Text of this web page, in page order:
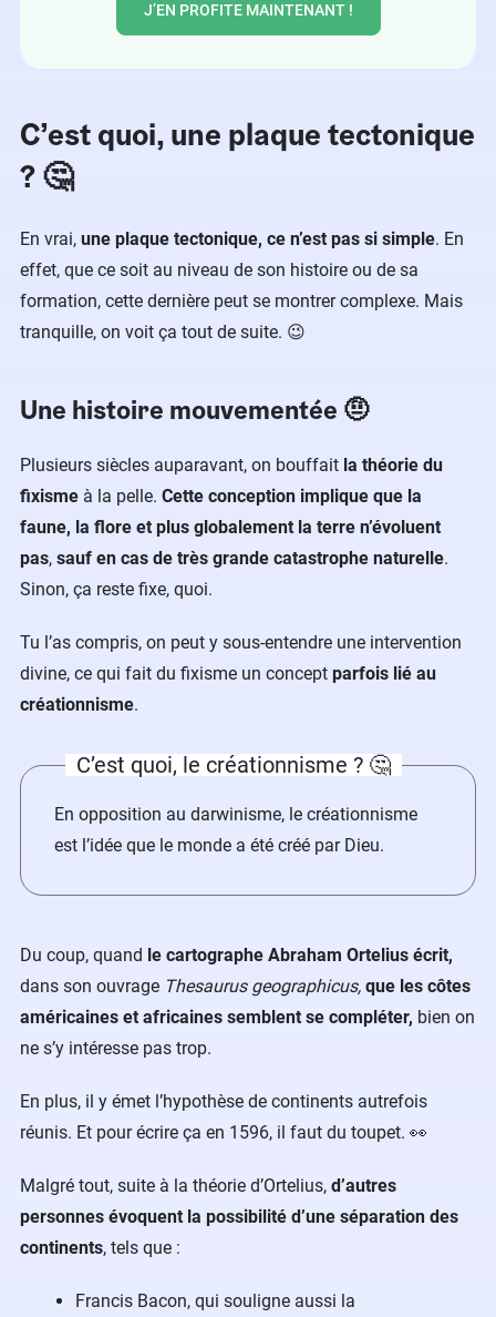
J’EN PROFITE MAINTENANT !
C’est quoi, une plaque tectonique
? 🤔
En vrai, une plaque tectonique, ce n’est pas si simple. En
effet, que ce soit au niveau de son histoire ou de sa
formation, cette dernière peut se montrer complexe. Mais
tranquille, on voit ça tout de suite. 😉
Une histoire mouvementée 🤨
Plusieurs siècles auparavant, on bouffait la théorie du
fixisme à la pelle. Cette conception implique que la
faune, la flore et plus globalement la terre n’évoluent
pas, sauf en cas de très grande catastrophe naturelle.
Sinon, ça reste fixe, quoi.
Tu l’as compris, on peut y sous-entendre une intervention
divine, ce qui fait du fixisme un concept parfois lié au
créationnisme.
C’est quoi, le créationnisme ? 🤔
En opposition au darwinisme, le créationnisme
est l’idée que le monde a été créé par Dieu.
Du coup, quand le cartographe Abraham Ortelius écrit,
dans son ouvrage Thesaurus geographicus, que les côtes
américaines et africaines semblent se compléter, bien on
ne s’y intéresse pas trop.
En plus, il y émet l’hypothèse de continents autrefois
réunis. Et pour écrire ça en 1596, il faut du toupet. 👀
Malgré tout, suite à la théorie d’Ortelius, d’autres
personnes évoquent la possibilité d’une séparation des
continents, tels que :
Francis Bacon, qui souligne aussi la